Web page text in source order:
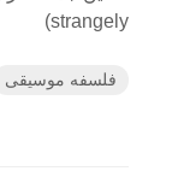
strangely)
فلسفه موسیقی